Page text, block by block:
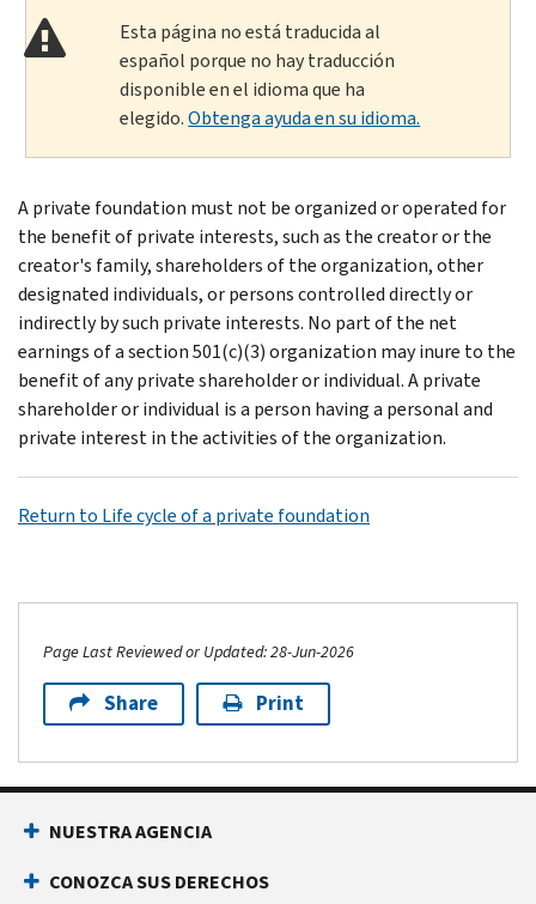
Esta página no está traducida al
español porque no hay traducción
disponible en el idioma que ha
elegido.Obtenga ayuda en su idioma.
A private foundation must not be organized or operated for
the benefit of private interests, such as the creator or the
creator's family, shareholders of the organization, other
designated individuals, or persons controlled directly or
indirectly by such private interests. No part of the net
earnings of a section 501(c)(3) organization may inure to the
benefit of any private shareholder or individual. A private
shareholder or individual is a person having a personal and
private interest in the activities of the organization.
Return to Life cycle of a private foundation
Page Last Reviewed or Updated: 28-Jun-2026
Share Print
NUESTRA AGENCIA
CONOZCA SUS DERECHOS